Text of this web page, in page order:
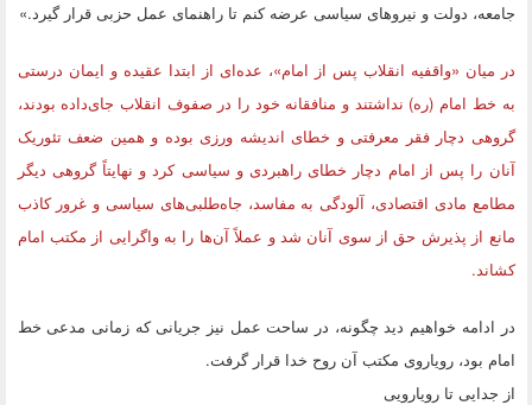
جامعه، دولت و نیروهای سیاسی عرضه کنم تا راهنمای عمل حزبی قرار گیرد.»
در میان «واقفیه انقلاب پس از امام»، عده‌ای از ابتدا عقیده و ایمان درستی
به خط امام (ره) نداشتند و منافقانه خود را در صفوف انقلاب جای‌داده بودند،
گروهی دچار فقر معرفتی و خطای اندیشه ورزی بوده و همین ضعف تئوریک
آنان را پس از امام دچار خطای راهبردی و سیاسی کرد و نهایتاً گروهی دیگر
مطامع مادی اقتصادی، آلودگی به مفاسد، جاه‌طلبی‌های سیاسی و غرور کاذب
مانع از پذیرش حق از سوی آنان شد و عملاً آن‌ها را به واگرایی از مکتب امام
کشاند.
در ادامه خواهیم دید چگونه، در ساحت عمل نیز جریانی که زمانی مدعی خط
امام بود، رویاروی مکتب آن روح خدا قرار گرفت.
از جدایی تا رویارویی